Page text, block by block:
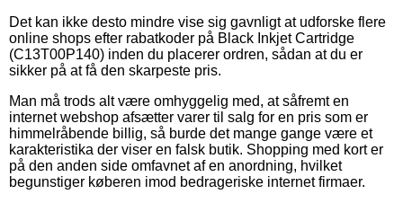
Det kan ikke desto mindre vise sig gavnligt at udforske flere
online shops efter rabatkoder på Black Inkjet Cartridge
(C13T00P140) inden du placerer ordren, sådan at du er
sikker på at få den skarpeste pris.
Man må trods alt være omhyggelig med, at såfremt en
internet webshop afsætter varer til salg for en pris som er
himmelråbende billig, så burde det mange gange være et
karakteristika der viser en falsk butik. Shopping med kort er
på den anden side omfavnet af en anordning, hvilket
begunstiger køberen imod bedrageriske internet firmaer.